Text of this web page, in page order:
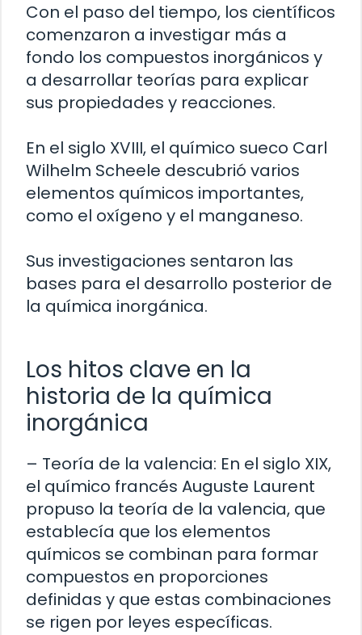
Con el paso del tiempo, los científicos
comenzaron a investigar más a
fondo los compuestos inorgánicos y
a desarrollar teorías para explicar
sus propiedades y reacciones.
En el siglo XVIII, el químico sueco Carl
Wilhelm Scheele descubrió varios
elementos químicos importantes,
como el oxígeno y el manganeso.
Sus investigaciones sentaron las
bases para el desarrollo posterior de
la química inorgánica.
Los hitos clave en la
historia de la química
inorgánica
– Teoría de la valencia: En el siglo XIX,
el químico francés Auguste Laurent
propuso la teoría de la valencia, que
establecía que los elementos
químicos se combinan para formar
compuestos en proporciones
definidas y que estas combinaciones
se rigen por leyes específicas.